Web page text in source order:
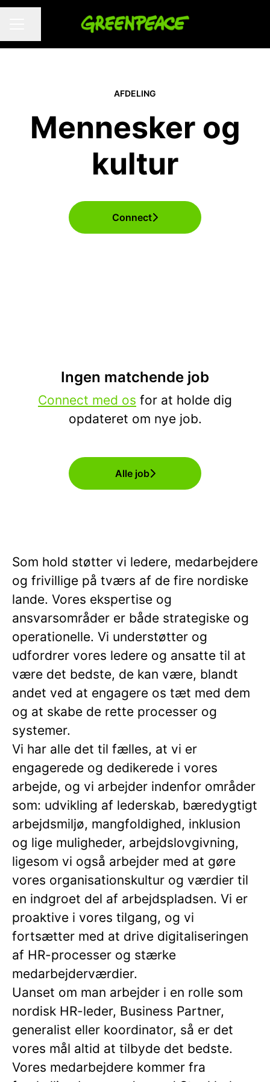
AFDELING
Mennesker og
kultur
Connect
Ingen matchende job
Connect med os for at holde dig
opdateret om nye job.
Alle job
Som hold støtter vi ledere, medarbejdere
og frivillige på tværs af de fire nordiske
lande. Vores ekspertise og
ansvarsområder er både strategiske og
operationelle. Vi understøtter og
udfordrer vores ledere og ansatte til at
være det bedste, de kan være, blandt
andet ved at engagere os tæt med dem
og at skabe de rette processer og
systemer.
Vi har alle det til fælles, at vi er
engagerede og dedikerede i vores
arbejde, og vi arbejder indenfor områder
som: udvikling af lederskab, bæredygtigt
arbejdsmiljø, mangfoldighed, inklusion
og lige muligheder, arbejdslovgivning,
ligesom vi også arbejder med at gøre
vores organisationskultur og værdier til
en indgroet del af arbejdspladsen. Vi er
proaktive i vores tilgang, og vi
fortsætter med at drive digitaliseringen
af HR-processer og stærke
medarbejderværdier.
Uanset om man arbejder i en rolle som
nordisk HR-leder, Business Partner,
generalist eller koordinator, så er det
vores mål altid at tilbyde det bedste.
Vores medarbejdere kommer fra